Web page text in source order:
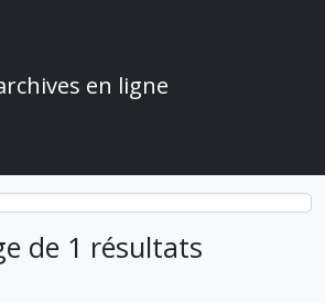
en ligne
de 1 résultats